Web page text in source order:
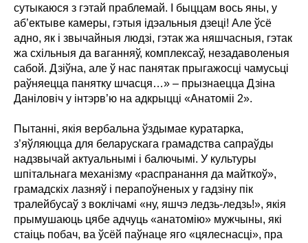
сутыкаюся з гэтай праблемай. І быццам вось яны, у
аб’ектыве камеры, гэтыя ідэальныя дзеці! Але ўсё
адно, як і звычайныя людзі, гэтак жа няшчасныя, гэтак
жа схільныя да ваганняў, комплексаў, незадаволеныя
сабой. Дзіўна, але ў нас панятак прыгажосці чамусьці
раўняецца панятку шчасця…» – прызнаецца Дзіна
Даніловіч у інтэрв’ю на адкрыцці «Анатоміі 2».
Пытанні, якія вербальна ўздымае куратарка,
з’яўляюцца для беларускага грамадства сапраўды
надзвычай актуальнымі і балючымі. У культуры
шпітальнага механізму «распранання да майткоў»,
грамадскіх лазняў і перапоўненых у гадзіну пік
тралейбусаў з воклічамі «ну, яшчэ ледзь-ледзь!», якія
прымушаюць цябе адчуць «анатомію» мужчыны, які
стаіць побач, ва ўсёй паўнаце яго «цялеснасці», пра